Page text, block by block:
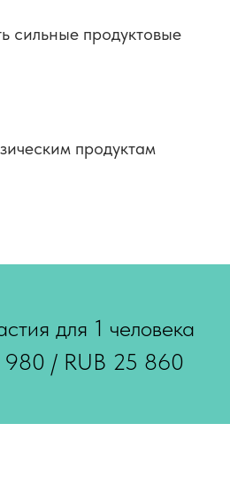
сильные продуктовые
продуктам
для 1 человека
/ RUB 25 860